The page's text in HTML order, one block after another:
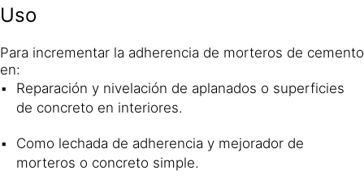
Uso
Para incrementar la adherencia de morteros de cemento
en:
Reparación y nivelación de aplanados o superficies
de concreto en interiores.
Como lechada de adherencia y mejorador de
morteros o concreto simple.